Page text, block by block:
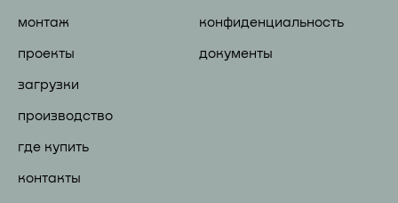
монтаж
проекты
загрузки
производство
где купить
контакты
конфиденциальность
документы